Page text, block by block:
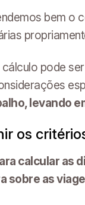
bem o
pode
levando
os
calcular as
sobre as